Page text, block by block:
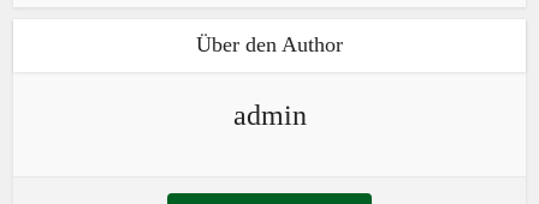
Über den Author
admin